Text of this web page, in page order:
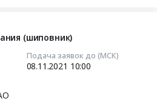
(шиповник)
Подача заявок до (МСК)
08.11.2021 10:00